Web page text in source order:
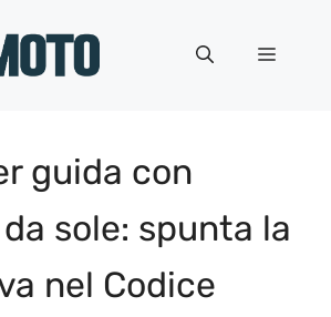
Menu
guida con
sole: spunta la
nel Codice